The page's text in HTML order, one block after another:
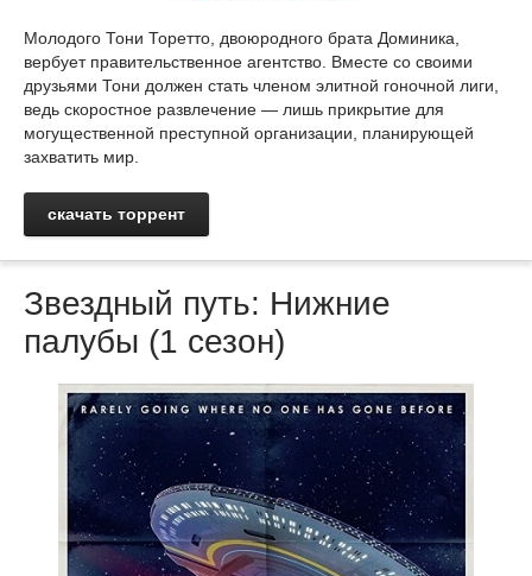
Молодого Тони Торетто, двоюродного брата Доминика,
вербует правительственное агентство. Вместе со своими
друзьями Тони должен стать членом элитной гоночной лиги,
ведь скоростное развлечение — лишь прикрытие для
могущественной преступной организации, планирующей
захватить мир.
скачать торрент
Звездный путь: Нижние
палубы (1 сезон)